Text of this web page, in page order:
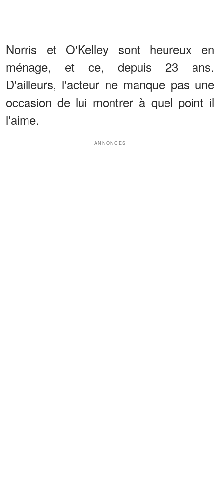
Norris et O'Kelley sont heureux en
ménage, et ce, depuis 23 ans.
D'ailleurs, l'acteur ne manque pas une
occasion de lui montrer à quel point il
l'aime.
ANNONCES